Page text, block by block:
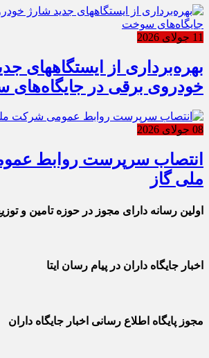
11 جولای 2026
بهره‌برداری از ایستگاههای
خودروی برقی در
08 جولای 2026
انتصاب سرپرست روابط
ملی گاز
اولین رسانه دارای مجوز در حوزه تامین و
اخبار جایگاه داران در پیام رسان ایتا
مجوز پایگاه اطلاع رسانی اخبار جایگاه داران